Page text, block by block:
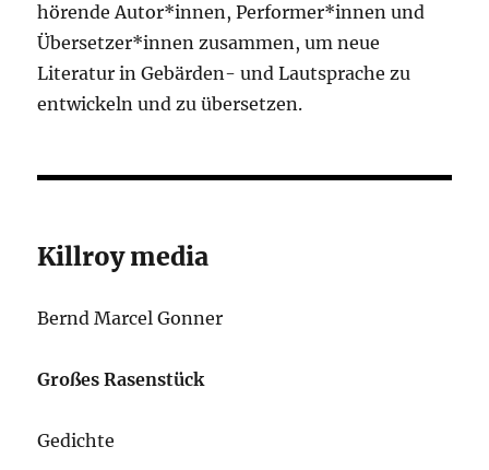
hörende Autor*innen, Performer*innen und
Übersetzer*innen zusammen, um neue
Literatur in Gebärden- und Lautsprache zu
entwickeln und zu übersetzen.
Killroy media
Bernd Marcel Gonner
Großes Rasenstück
Gedichte